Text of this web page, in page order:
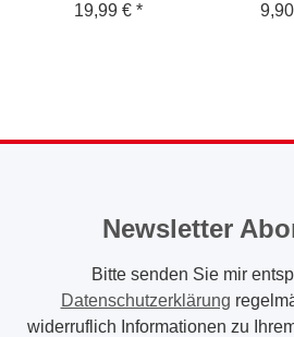
Trockentuch 50x80cm
19,99 € *
Newsletter
Bitte senden Sie mir
Datenschutzerklärung
widerruflich Informationen zu